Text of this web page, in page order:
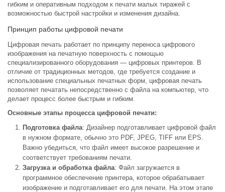
гибким и оперативным подходом к печати малых тиражей с
возможностью быстрой настройки и изменения дизайна.
Принцип работы цифровой печати
Цифровая печать работает по принципу переноса цифрового
изображения на печатную поверхность с помощью
специализированного оборудования — цифровых принтеров. В
отличие от традиционных методов, где требуется создание и
использование специальных печатных форм, цифровая печать
позволяет печатать непосредственно с файла на компьютер, что
делает процесс более быстрым и гибким.
Основные этапы процесса цифровой печати:
Подготовка файла: Дизайнер подготавливает цифровой файл
в нужном формате, обычно это PDF, JPEG, TIFF или EPS.
Важно убедиться, что файл имеет высокое разрешение и
соответствует требованиям печати.
Загрузка и обработка файла: Файл загружается в
программное обеспечение принтера, которое обрабатывает
изображение и подготавливает его для печати. На этом этапе